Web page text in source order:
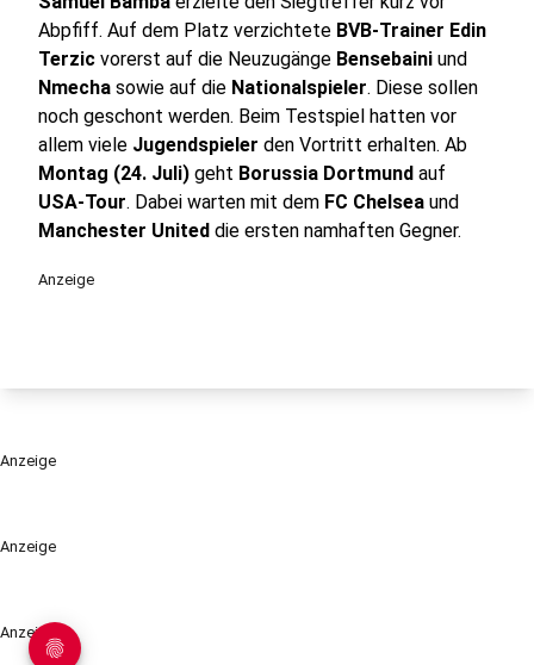
Anzeige
Anzeige
Abpfiff. Auf dem Platz verzichtete BVB-Trainer Edin
Terzic vorerst auf die Neuzugänge Bensebaini und
Nmecha sowie auf die Nationalspieler. Diese sollen
noch geschont werden. Beim Testspiel hatten vor
allem viele Jugendspieler den Vortritt erhalten. Ab
Montag (24. Juli) geht Borussia Dortmund auf
USA-Tour. Dabei warten mit dem FC Chelsea und
Manchester United die ersten namhaften Gegner.
Anzeige
Anzeige